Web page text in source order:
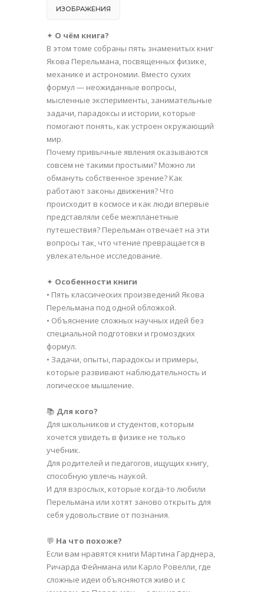
ИЗОБРАЖЕНИЯ
✦ О чём книга?
В этом томе собраны пять знаменитых книг
Якова Перельмана, посвященных физике,
механике и астрономии. Вместо сухих
формул — неожиданные вопросы,
мысленные эксперименты, занимательные
задачи, парадоксы и истории, которые
помогают понять, как устроен окружающий
мир.
Почему привычные явления оказываются
совсем не такими простыми? Можно ли
обмануть собственное зрение? Как
работают законы движения? Что
происходит в космосе и как люди впервые
представляли себе межпланетные
путешествия? Перельман отвечает на эти
вопросы так, что чтение превращается в
увлекательное исследование.
✦ Особенности книги
• Пять классических произведений Якова
Перельмана под одной обложкой.
• Объяснение сложных научных идей без
специальной подготовки и громоздких
формул.
• Задачи, опыты, парадоксы и примеры,
которые развивают наблюдательность и
логическое мышление.
📚 Для кого?
Для школьников и студентов, которым
хочется увидеть в физике не только
учебник.
Для родителей и педагогов, ищущих книгу,
способную увлечь наукой.
И для взрослых, которые когда-то любили
Перельмана или хотят заново открыть для
себя удовольствие от познания.
💬 На что похоже?
Если вам нравятся книги Мартина Гарднера,
Ричарда Фейнмана или Карло Ровелли, где
сложные идеи объясняются живо и с